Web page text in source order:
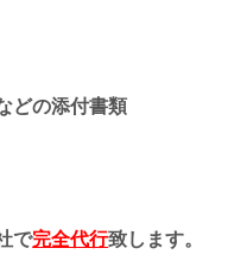
どの添付書類
で完全代行致します。